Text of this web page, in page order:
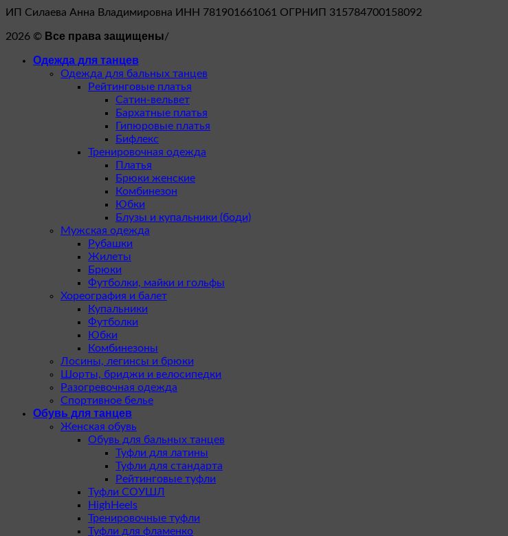
ИП Силаева Анна Владимировна ИНН 781901661061 ОГРНИП 315784700158092
2026 © Все права защищены/
Одежда для танцев
Одежда для бальных танцев
Рейтинговые платья
Сатин-вельвет
Бархатные платья
Гипюровые платья
Бифлекс
Тренировочная одежда
Платья
Брюки женские
Комбинезон
Юбки
Блузы и купальники (боди)
Мужская одежда
Рубашки
Жилеты
Брюки
Футболки, майки и гольфы
Хореография и балет
Купальники
Футболки
Юбки
Комбинезоны
Лосины, легинсы и брюки
Шорты, бриджи и велосипедки
Разогревочная одежда
Спортивное белье
Обувь для танцев
Женская обувь
Обувь для бальных танцев
Туфли для латины
Туфли для стандарта
Рейтинговые туфли
Туфли СОУШЛ
HighHeels
Тренировочные туфли
Туфли для фламенко